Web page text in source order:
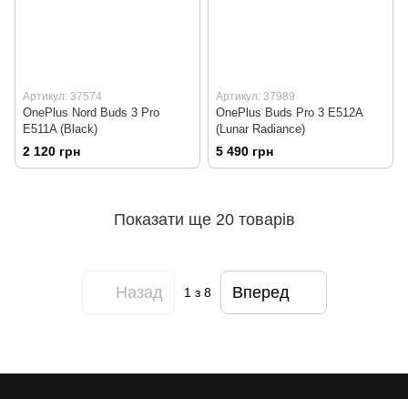
Артикул: 37574
OnePlus Nord Buds 3 Pro
E511A (Black)
2 120 грн
Артикул: 37989
OnePlus Buds Pro 3 E512A
(Lunar Radiance)
5 490 грн
Показати ще 20 товарів
Назад 1з 8 Вперед